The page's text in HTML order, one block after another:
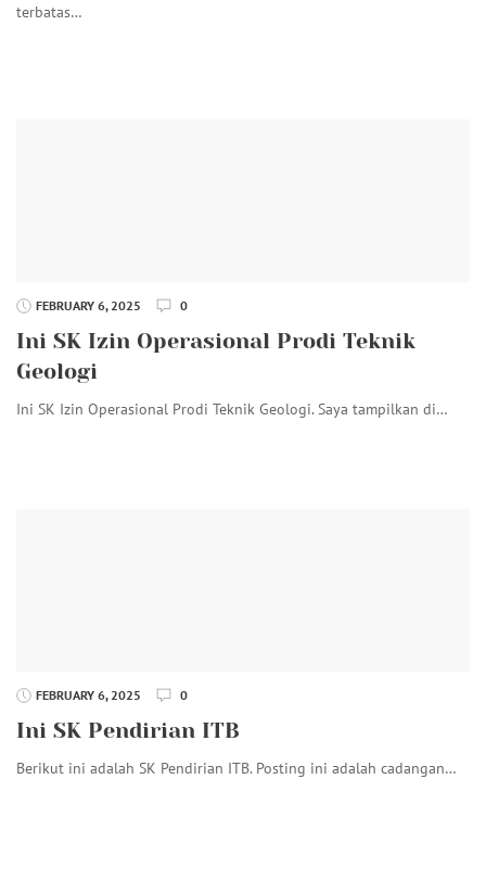
terbatas…
FEBRUARY 6, 2025 0
Ini SK Izin Operasional Prodi Teknik
Geologi
Ini SK Izin Operasional Prodi Teknik Geologi. Saya tampilkan di…
FEBRUARY 6, 2025 0
Ini SK Pendirian ITB
Berikut ini adalah SK Pendirian ITB. Posting ini adalah cadangan…